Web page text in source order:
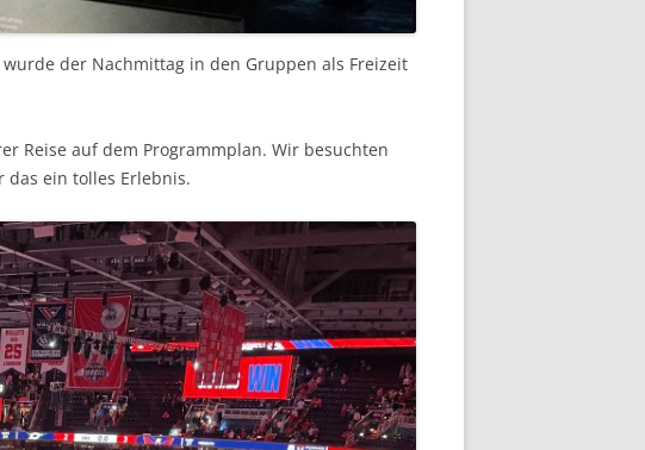
der Nachmittag in den Gruppen als Freizeit
Reise auf dem Programmplan. Wir besuchten
das ein tolles Erlebnis.